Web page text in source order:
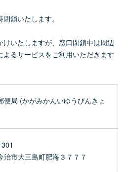
鎖いたします。
いたしますが、窓口閉鎖中は周辺
るサービスをご利用いただきます
便局 (かがみかんいゆうびんきょ
治市大三島町肥海３７７７